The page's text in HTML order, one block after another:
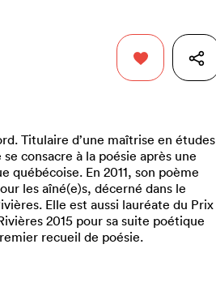
Titulaire d’une maîtrise en études
consacre à la poésie après une
En 2011, son poème
les aîné(e)s, décerné dans le
Elle est aussi lauréate du Prix
2015 pour sa suite poétique
recueil de poésie.